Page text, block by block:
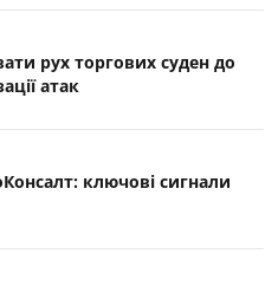
рух торгових суден до
атак
ключові cигнали